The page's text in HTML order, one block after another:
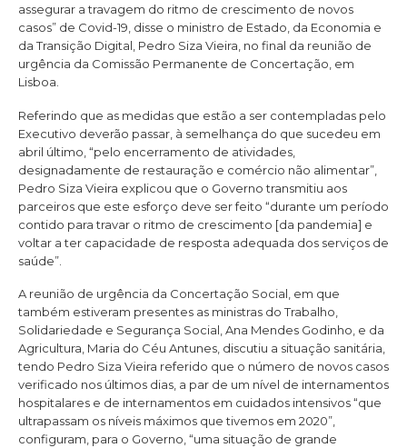
assegurar a travagem do ritmo de crescimento de novos
casos” de Covid-19, disse o ministro de Estado, da Economia e
da Transição Digital, Pedro Siza Vieira, no final da reunião de
urgência da Comissão Permanente de Concertação, em
Lisboa.
Referindo que as medidas que estão a ser contempladas pelo
Executivo deverão passar, à semelhança do que sucedeu em
abril último, “pelo encerramento de atividades,
designadamente de restauração e comércio não alimentar”,
Pedro Siza Vieira explicou que o Governo transmitiu aos
parceiros que este esforço deve ser feito “durante um período
contido para travar o ritmo de crescimento [da pandemia] e
voltar a ter capacidade de resposta adequada dos serviços de
saúde”.
A reunião de urgência da Concertação Social, em que
também estiveram presentes as ministras do Trabalho,
Solidariedade e Segurança Social, Ana Mendes Godinho, e da
Agricultura, Maria do Céu Antunes, discutiu a situação sanitária,
tendo Pedro Siza Vieira referido que o número de novos casos
verificado nos últimos dias, a par de um nível de internamentos
hospitalares e de internamentos em cuidados intensivos “que
ultrapassam os níveis máximos que tivemos em 2020”,
configuram, para o Governo, “uma situação de grande